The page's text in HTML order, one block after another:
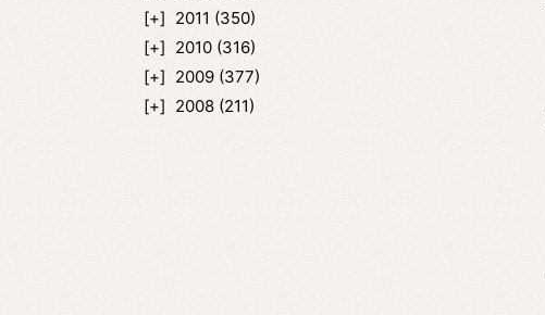
2011 (350)
2010 (316)
2009 (377)
2008 (211)